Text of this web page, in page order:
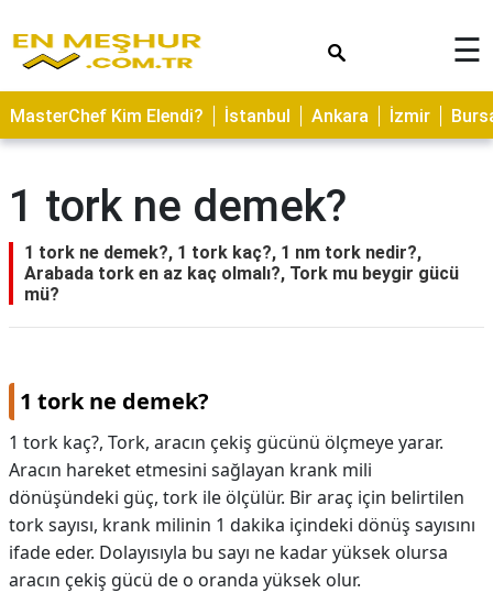
ASTROLOJİ
SAĞLIK
TARİFLERİ
GEZİLECEK
YERLER
ALANLARI
HAMİLELİK
KAPLICALAR
İLETİŞİM
☰
MasterChef Kim Elendi? İstanbul Ankara İzmir
1 tork ne demek?
1 tork ne demek?, 1 tork kaç?, 1 nm tork nedir?,
Arabada tork en az kaç olmalı?, Tork mu beygir gücü
mü?
1 tork ne demek?
1 tork kaç?, Tork, aracın çekiş gücünü ölçmeye yarar.
Aracın hareket etmesini sağlayan krank mili
dönüşündeki güç, tork ile ölçülür. Bir araç için belirtilen
tork sayısı, krank milinin 1 dakika içindeki dönüş sayısını
ifade eder. Dolayısıyla bu sayı ne kadar yüksek olursa
aracın çekiş gücü de o oranda yüksek olur.